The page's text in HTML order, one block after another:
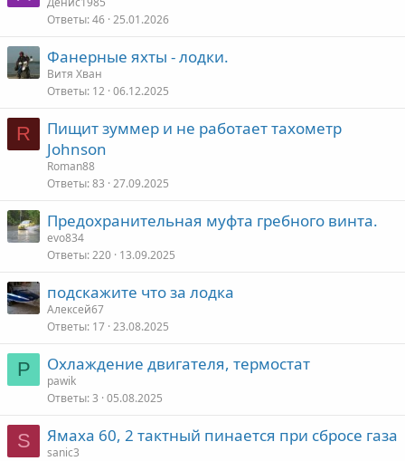
Ответы 46 25.01.2026
Фанерные яхты - лодки.
Витя Хван
Ответы 12 06.12.2025
R
Пищит зуммер и не работает тахометр
Johnson
Roman88
Ответы 83 27.09.2025
Предохранительная муфта гребного винта.
evo834
Ответы 220 13.09.2025
подскажите что за лодка
Алексей67
Ответы 17 23.08.2025
P Охлаждение двигателя, термостат
pawik
Ответы 3 05.08.2025
S Ямаха 60, 2 тактный пинается при сбросе газа
sanic3